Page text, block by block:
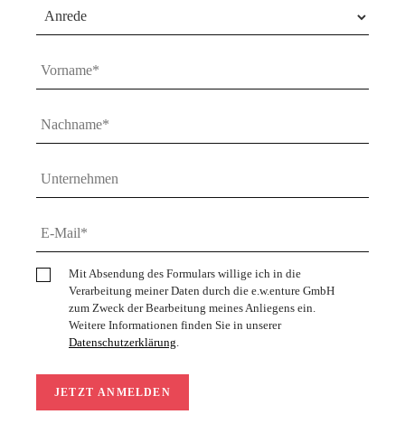
Mit Absendung des Formulars willige ich in die
Verarbeitung meiner Daten durch die e.w.enture GmbH
zum Zweck der Bearbeitung meines Anliegens ein.
Weitere Informationen finden Sie in unserer
Datenschutzerklärung